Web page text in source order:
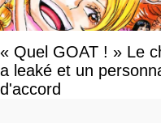
« Quel GOAT ! » Le chapitre 1190 de One Piece
a leaké et un
d'accord